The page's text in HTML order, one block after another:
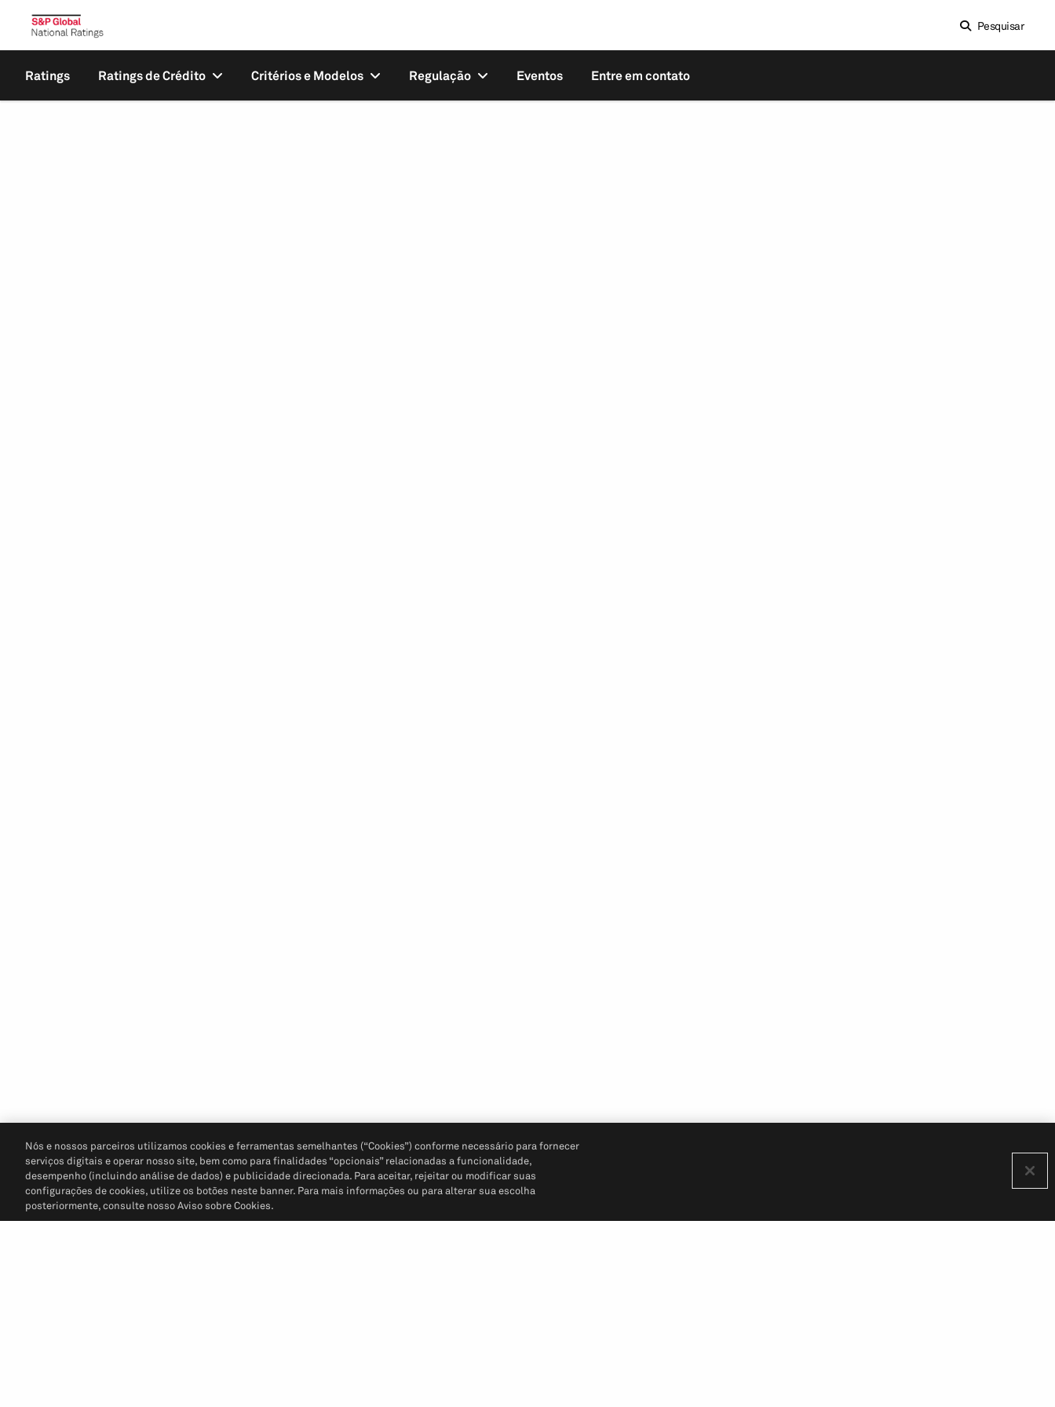
Pesquisar
Ratings Ratings de Crédito Critérios e Modelos Regulação Eventos Entre em contato
Nós e nossos parceiros utilizamos cookies e ferramentas semelhantes (“Cookies”) conforme necessário para fornecer
serviços digitais e operar nosso site, bem como para finalidades “opcionais” relacionadas a funcionalidade,
desempenho (incluindo análise de dados) e publicidade direcionada. Para aceitar, rejeitar ou modificar suas
configurações de cookies, utilize os botões neste banner. Para mais informações ou para alterar sua escolha
posteriormente, consulte nosso Aviso sobre Cookies.